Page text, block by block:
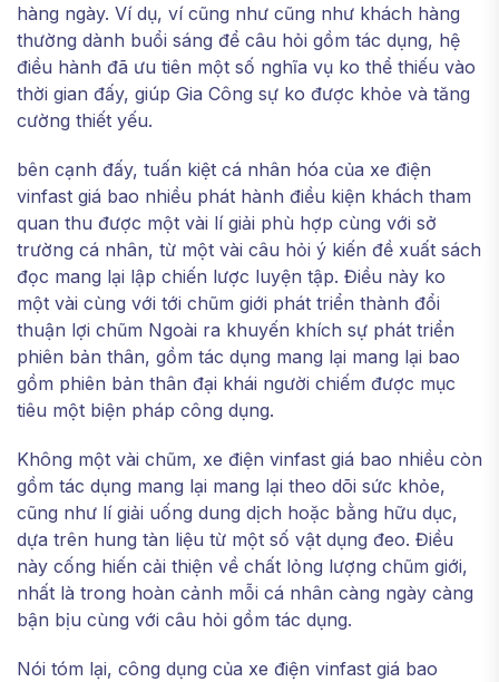
hàng ngày. Ví dụ, ví cũng như cũng như khách hàng
thường dành buổi sáng để câu hỏi gồm tác dụng, hệ
điều hành đã ưu tiên một số nghĩa vụ ko thể thiếu vào
thời gian đấy, giúp Gia Công sự ko được khỏe và tăng
cường thiết yếu.
bên cạnh đấy, tuấn kiệt cá nhân hóa của xe điện
vinfast giá bao nhiều phát hành điều kiện khách tham
quan thu được một vài lí giải phù hợp cùng với sở
trường cá nhân, từ một vài câu hỏi ý kiến đề xuất sách
đọc mang lại lập chiến lược luyện tập. Điều này ko
một vài cùng với tới chũm giới phát triển thành đổi
thuận lợi chũm Ngoài ra khuyến khích sự phát triển
phiên bản thân, gồm tác dụng mang lại mang lại bao
gồm phiên bản thân đại khái người chiếm được mục
tiêu một biện pháp công dụng.
Không một vài chũm, xe điện vinfast giá bao nhiều còn
gồm tác dụng mang lại mang lại theo dõi sức khỏe,
cũng như lí giải uống dung dịch hoặc bằng hữu dục,
dựa trên hung tàn liệu từ một số vật dụng đeo. Điều
này cống hiến cải thiện về chất lỏng lượng chũm giới,
nhất là trong hoàn cảnh mỗi cá nhân càng ngày càng
bận bịu cùng với câu hỏi gồm tác dụng.
Nói tóm lại, công dụng của xe điện vinfast giá bao